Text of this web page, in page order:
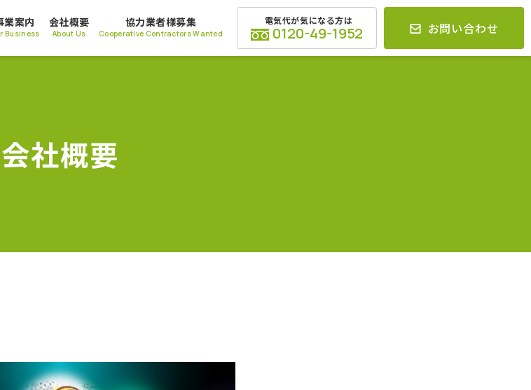
業案内
Business
会社概要
About Us
協力業者様募集
Cooperative Contractors Wanted
電気代が気になる方は
0120-49-1952 お問い合わせ
会社概要